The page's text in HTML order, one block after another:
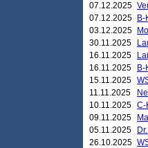
07.12.2025
07.12.2025
03.12.2025
30.11.2025
16.11.2025
16.11.2025
15.11.2025
11.11.2025
10.11.2025 C-
09.11.2025
05.11.2025
26.10.2025